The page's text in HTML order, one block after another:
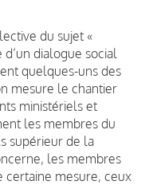
du sujet «
dialogue social
quelques-uns des
mesure le chantier
ministériels et
les membres du
supérieur de la
les membres
certaine mesure, ceux